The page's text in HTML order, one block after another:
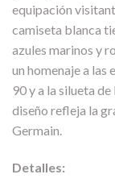
equipación
camiseta blanca
azules marinos y
un homenaje a las
90 y a la silueta
diseño refleja la
Germain.
Detalles: